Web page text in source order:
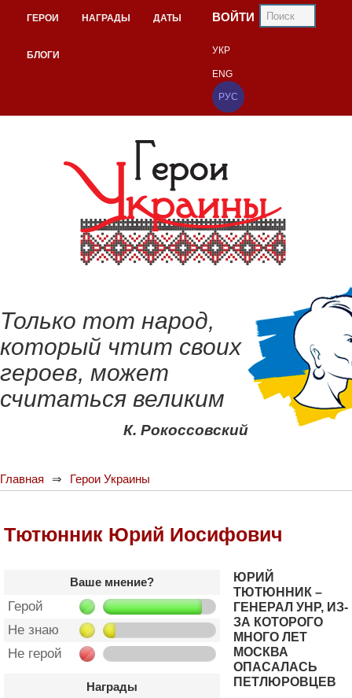
ГЕРОИ НАГРАДЫ ДАТЫ
БЛОГИ
ВОЙТИ
УКР
ENG
РУС
Только тот народ,
который чтит своих
героев, может
считаться великим
К. Рокоссовский
Главная Герои Украины
Тютюнник Юрий Иосифович
Ваше мнение?
Герой
Не знаю
Не герой
Награды
ЮРИЙ
ТЮТЮННИК –
ГЕНЕРАЛ УНР, ИЗ-
ЗА КОТОРОГО
МНОГО ЛЕТ
МОСКВА
ОПАСАЛАСЬ
ПЕТЛЮРОВЦЕВ